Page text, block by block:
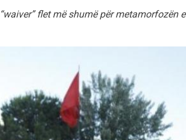
flet më shumë për metamorfozën e